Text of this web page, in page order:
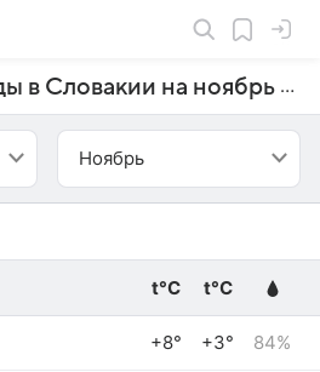
Прогноз погоды в Словакии на ноябрь 2013 года
Ноябрь
t°C t°C
+8° +3° 84%